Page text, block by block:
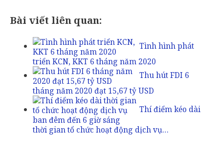
Bài viết liên quan:
Tình hình phát
triển KCN, KKT 6 tháng năm 2020
Thu hút FDI 6
tháng năm 2020 đạt 15,67 tỷ USD
Thí điểm kéo dài
thời gian tổ chức hoạt động dịch vụ…